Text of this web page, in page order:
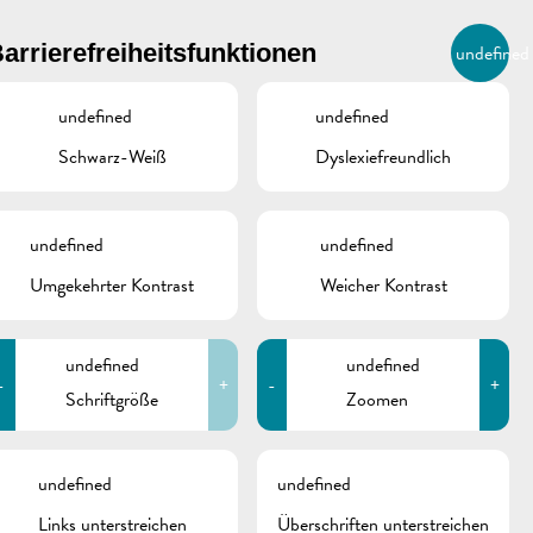
DE
BIERGER.REMICH.LU
Thull Madeline
madeline.thull@remich.lu
T.:(+352) 23 69 2-220
undefined
undefined
Schwarz-Weiß
undefined
Dyslexiefreundlich
undefined
Umgekehrter Kontrast
undefined
Weicher Kontrast
undefined
Schriftgröße
+ -
undefined
Zoomen
+
undefined
Links unterstreichen
undefined
Überschriften unterstreichen